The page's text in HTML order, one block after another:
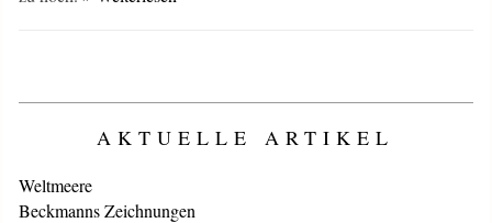
AKTUELLE ARTIKEL
Weltmeere
Beckmanns Zeichnungen